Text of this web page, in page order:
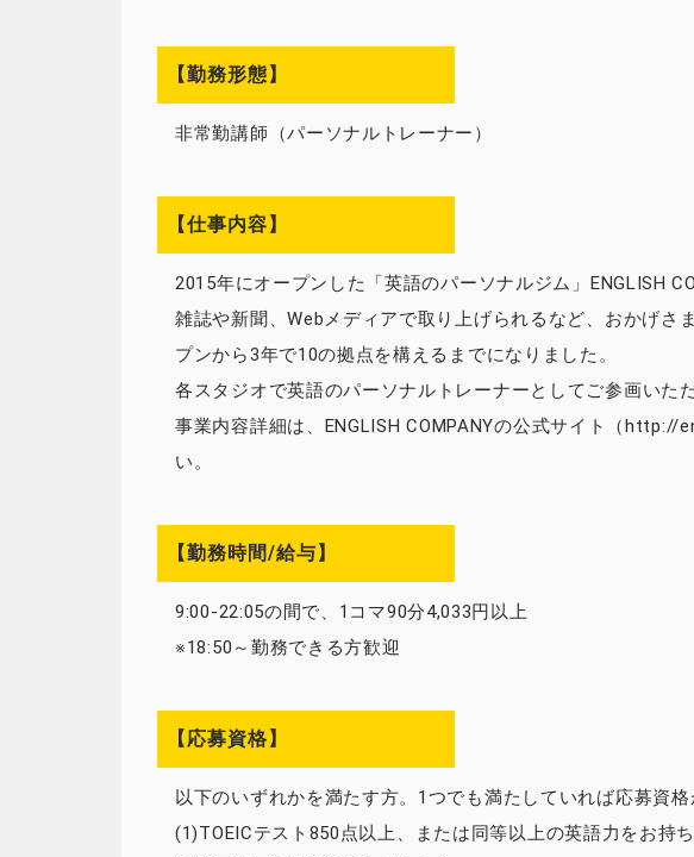
【勤務形態】
非常勤講師（パーソナルトレーナー）
【仕事内容】
2015年にオープンした「英語のパーソナルジム」ENGLISH
雑誌や新聞、Webメディアで取り上げられるなど、おかげさ
プンから3年で10の拠点を構えるまでになりました。
各スタジオで英語のパーソナルトレーナーとしてご参画いた
事業内容詳細は、ENGLISH COMPANYの公式サイト（http://
い。
【勤務時間/給与】
9:00-22:05の間で、1コマ90分4,033円以上
※18:50～勤務できる方歓迎
【応募資格】
以下のいずれかを満たす方。1つでも満たしていれば応募資格
(1)TOEICテスト850点以上、または同等以上の英語力をお持